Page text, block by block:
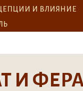
И ВЛИЯНИЕ
И